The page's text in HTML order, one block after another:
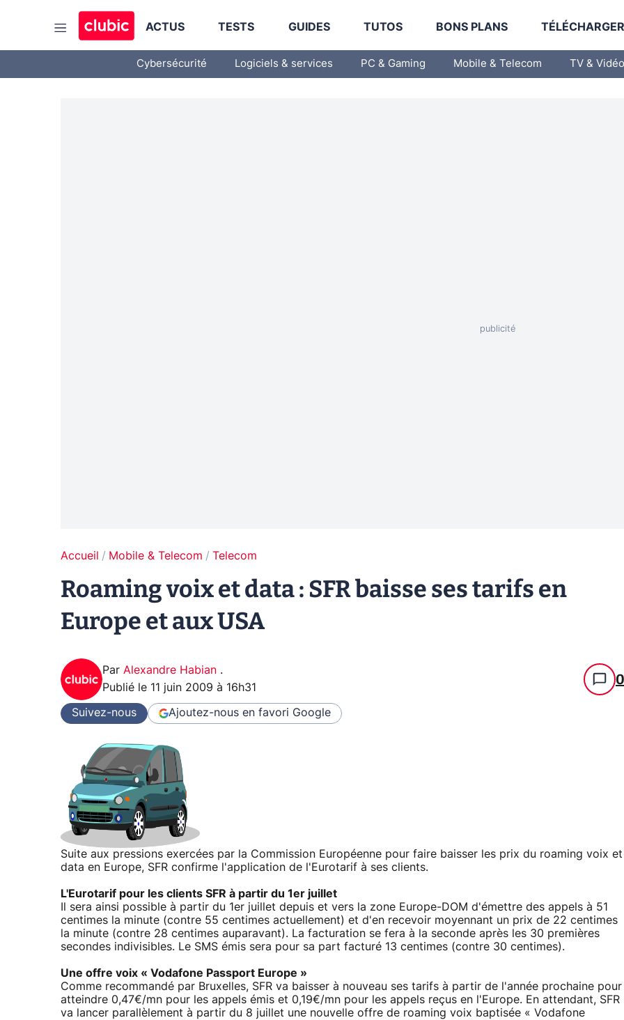
ACTUS TESTS GUIDES TUTOS BONS PLANS
Cybersécurité Logiciels & services PC & Gaming Mobile & Telecom TV & Vidéo
Accueil Mobile & Telecom Telecom
Roaming voix et data : SFR baisse ses tarifs en
Europe et aux USA
Par Alexandre Habian .
Publié le 11 juin 2009 à 16h31 0
Suivez-nous Ajoutez-nous en favori Google
Suite aux pressions exercées par la Commission Européenne pour faire baisser les prix du roaming voix et
data en Europe, SFR confirme l'application de l'Eurotarif à ses clients.
L'Eurotarif pour les clients SFR à partir du 1er juillet
Il sera ainsi possible à partir du 1er juillet depuis et vers la zone Europe-DOM d'émettre des appels à 51
centimes la minute (contre 55 centimes actuellement) et d'en recevoir moyennant un prix de 22 centimes
la minute (contre 28 centimes auparavant). La facturation se fera à la seconde après les 30 premières
secondes indivisibles. Le SMS émis sera pour sa part facturé 13 centimes (contre 30 centimes).
Une offre voix « Vodafone Passport Europe »
Comme recommandé par Bruxelles, SFR va baisser à nouveau ses tarifs à partir de l'année prochaine pour
atteindre 0,47€/mn pour les appels émis et 0,19€/mn pour les appels reçus en l'Europe. En attendant, SFR
va lancer parallèlement à partir du 8 juillet une nouvelle offre de roaming voix baptisée « Vodafone